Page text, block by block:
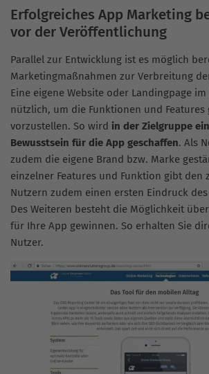
Erfolgreiches App Marketing
vor der Veröffentlichung
Parallel zur Entwicklung ist es möglich
Marketingmaßnahmen zur Verbreitung
Eine eigene Website oder Landingpage
nützlich, um die Funktionen und Features
vorzustellen. So wird in der Zielgruppe
Bewusstsein für die App geschaffen. Als
zudem die eigene Brand bzw. Marke
einzelner Features und Funktion gibt den
Nutzern zudem einen ersten Eindruck
Des Weiteren besteht die Möglichkeit
für Ihre App gewinnen. So erhalten Sie
Nutzer.